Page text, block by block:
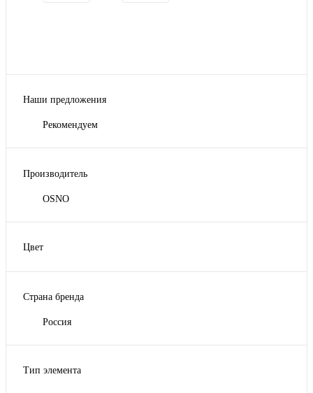
Наши предложения
Рекомендуем
Производитель
OSNO
Цвет
Сигнально-белый
Страна бренда
Россия
Тип элемента